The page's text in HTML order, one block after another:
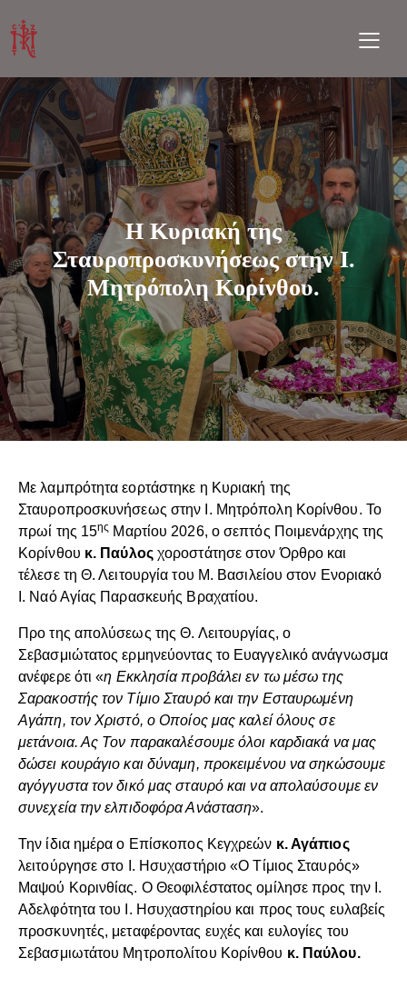
Η Κυριακή της
Σταυροπροσκυνήσεως στην Ι.
Μητρόπολη Κορίνθου.
Με λαμπρότητα εορτάστηκε η Κυριακή της
Σταυροπροσκυνήσεως στην Ι. Μητρόπολη Κορίνθου. Το
πρωί της 15ης Μαρτίου 2026, ο σεπτός Ποιμενάρχης της
Κορίνθου κ. Παύλοςχοροστάτησε στον Όρθρο και
τέλεσε τη Θ. Λειτουργία του Μ. Βασιλείου στον Ενοριακό
Ι. Ναό Αγίας Παρασκευής Βραχατίου.
Προ της απολύσεως της Θ. Λειτουργίας, ο
Σεβασμιώτατος ερμηνεύοντας το Ευαγγελικό ανάγνωσμα
ανέφερε ότι «η Εκκλησία προβάλει εν τω μέσω της
Σαρακοστής τον Τίμιο Σταυρό και την Εσταυρωμένη
Αγάπη, τον Χριστό, ο Οποίος μας καλεί όλους σε
μετάνοια. Ας Τον παρακαλέσουμε όλοι καρδιακά να μας
δώσει κουράγιο και δύναμη, προκειμένου να σηκώσουμε
αγόγγυστα τον δικό μας σταυρό και να απολαύσουμε εν
συνεχεία την ελπιδοφόρα Ανάσταση».
Την ίδια ημέρα ο Επίσκοπος Κεγχρεών κ. Αγάπιος
λειτούργησε στο Ι. Ησυχαστήριο «Ο Τίμιος Σταυρός»
Μαψού Κορινθίας. Ο Θεοφιλέστατος ομίλησε προς την Ι.
Αδελφότητα του Ι. Ησυχαστηρίου και προς τους ευλαβείς
προσκυνητές, μεταφέροντας ευχές και ευλογίες του
Σεβασμιωτάτου Μητροπολίτου Κορίνθου κ. Παύλου.